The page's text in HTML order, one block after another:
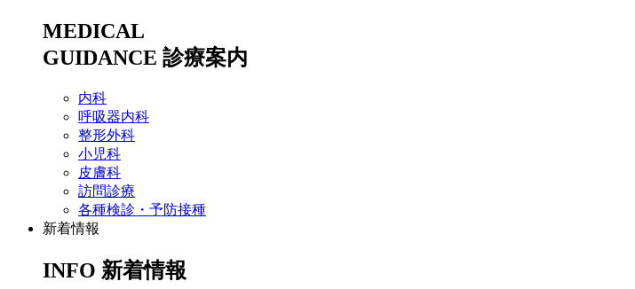
MEDICAL
GUIDANCE 診療案内
内科
呼吸器内科
整形外科
小児科
皮膚科
訪問診療
各種検診・予防接種
新着情報
INFO 新着情報